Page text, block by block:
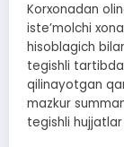
Korxonadan
iste’molchi
hisoblagich
tegishli
qilinayotgan
mazkur
tegishli